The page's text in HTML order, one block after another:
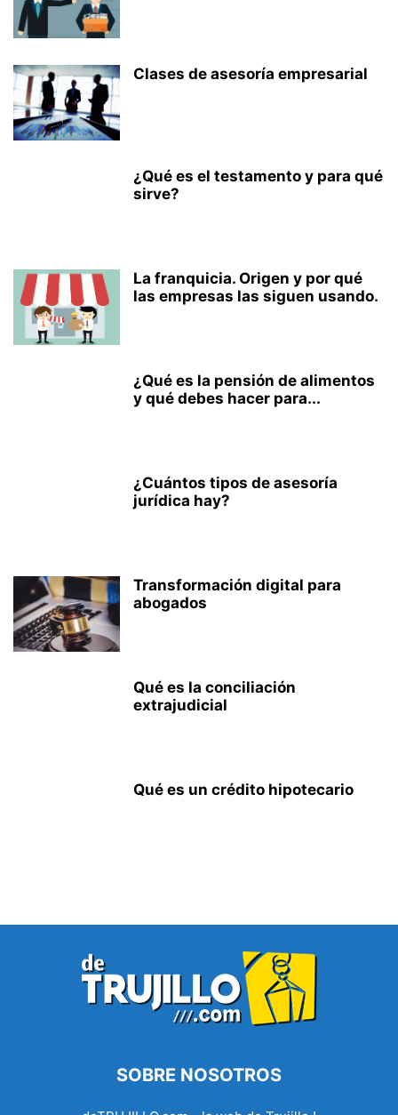
Clases de asesoría empresarial
¿Qué es el testamento y para qué
sirve?
La franquicia. Origen y por qué
las empresas las siguen usando.
¿Qué es la pensión de alimentos
y qué debes hacer para...
¿Cuántos tipos de asesoría
jurídica hay?
Transformación digital para
abogados
Qué es la conciliación
extrajudicial
Qué es un crédito hipotecario
SOBRE NOSOTROS